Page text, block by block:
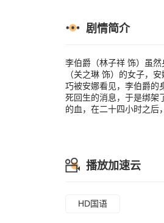
剧情简介
李伯爵（林子祥 饰）虽
（关之琳 饰）的女子，
巧被安娜看见，李伯爵
死回生的消息，于是绑架
的血，在二十四小时之后
播放加速云
HD国语